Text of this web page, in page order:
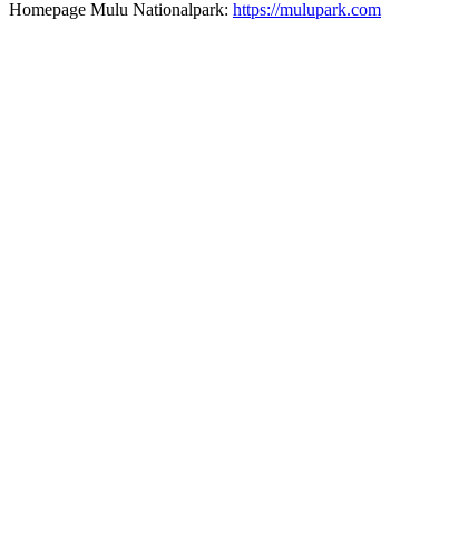
Homepage Mulu Nationalpark: https://mulupark.com